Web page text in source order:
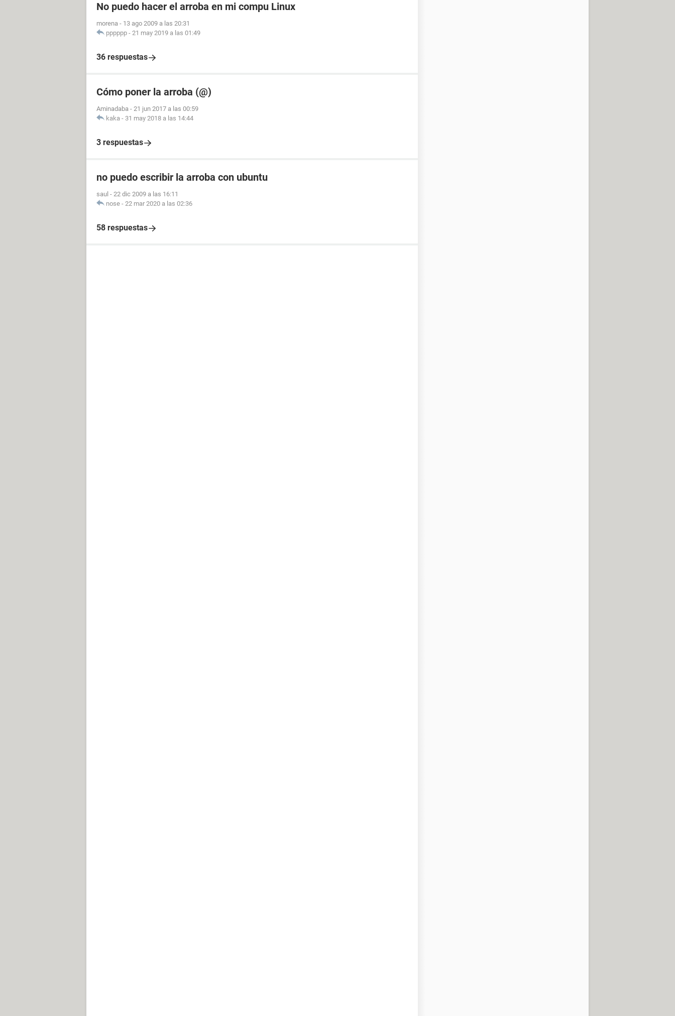
No puedo hacer el arroba en mi compu Linux
morena - 13 ago 2009 a las 20:31
pppppp - 21 may 2019 a las 01:49
36 respuestas
Cómo poner la arroba (@)
Aminadaba - 21 jun 2017 a las 00:59
kaka - 31 may 2018 a las 14:44
3 respuestas
no puedo escribir la arroba con ubuntu
saul - 22 dic 2009 a las 16:11
nose - 22 mar 2020 a las 02:36
58 respuestas